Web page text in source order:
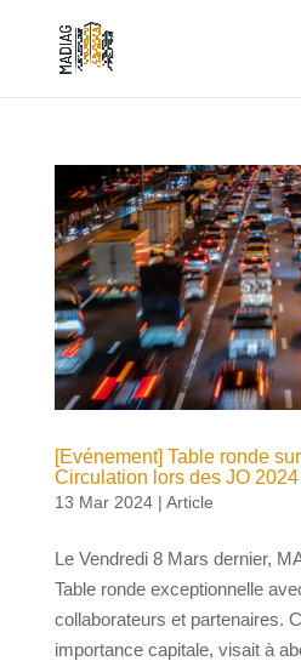
[Evénement] Table ronde
Circulation lors des JO 2024
13 Mar 2024| Article
Le Vendredi 8 Mars dernier,
Table ronde exceptionnelle
collaborateurs et partenaires.
importance capitale, visait à